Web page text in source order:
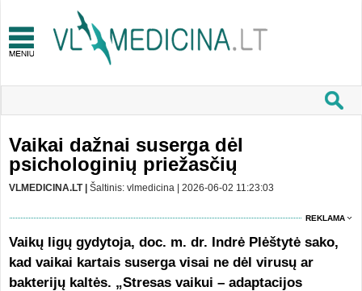
Vaikai dažnai suserga dėl
psichologinių priežasčių
VLMEDICINA.LT | Šaltinis: vlmedicina | 2026-06-02 11:23:03
REKLAMA
Vaikų ligų gydytoja, doc. m. dr. Indrė Plėštytė sako,
kad vaikai kartais suserga visai ne dėl virusų ar
bakterijų kaltės. „Stresas vaikui – adaptacijos